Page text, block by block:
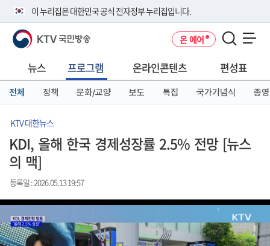
이 누리집은 대한민국 공식 전자정부 누리집입니다.
공식 누리집 주소 확인하기
니다.
이밖에 or.kr 또는 .kr등 다른 도메인 주소를 사용하고 있다면 아래 URL에
서 도메인 주소를 확인해 보세요
KTV 국민방송 온 에어
뉴스 프로그램 온라인콘텐츠 편성표
전체 정책 문화/교양 보도 특집 국가기념식 종영
KTV 대한뉴스
KDI, 올해 한국 경제성장률 2.5% 전망 [뉴스
의 맥]
등록일 : 2026.05.13 19:57